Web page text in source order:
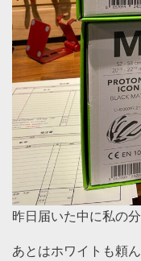
昨日届いた中に私の
あとはホワイトも頼ん